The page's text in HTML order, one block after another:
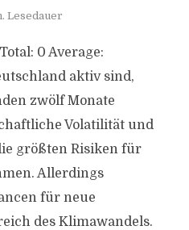
Lesedauer
0 Average:
aktiv sind,
zwölf Monate
Volatilität und
größten Risiken für
Allerdings
für neue
des Klimawandels.